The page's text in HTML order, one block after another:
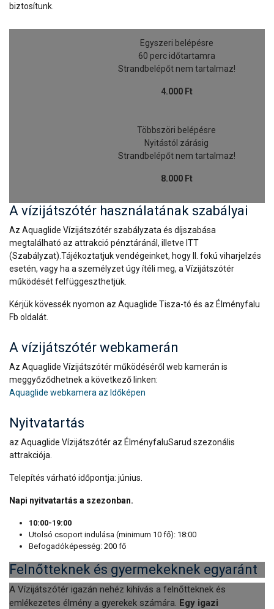
biztosítunk.
Egyszeri belépésre
60 perc időtartamra
Strandbelépőt nem tartalmaz!
4.000 Ft
Többszöri belépésre
Nyitástól zárásig
Strandbelépőt nem tartalmaz!
8.000 Ft
A vízijátszótér használatának szabályai
Az Aquaglide Vízijátszótér szabályzata és díjszabása
megtalálható az attrakció pénztáránál, illetve ITT
(Szabályzat).Tájékoztatjuk vendégeinket, hogy II. fokú viharjelzés
esetén, vagy ha a személyzet úgy ítéli meg, a Vízijátszótér
működését felfüggeszthetjük.
Kérjük kövessék nyomon az Aquaglide Tisza-tó és az Élményfalu
Fb oldalát.
A vízijátszótér webkamerán
Az Aquaglide Vízijátszótér működéséről web kamerán is
meggyőződhetnek a következő linken:
Aquaglide webkamera az Időképen
Nyitvatartás
az Aquaglide Vízijátszótér az ÉlményfaluSarud szezonális
attrakciója.
Telepítés várható időpontja: június.
Napi nyitvatartás a szezonban.
10:00-19:00
Utolsó csoport indulása (minimum 10 fő): 18:00
Befogadóképesség: 200 fő
Felnőtteknek és gyermekeknek egyaránt
A Vízijátszótér igazán nehéz kihívás a felnőtteknek és
emlékezetes élmény a gyerekek számára. Egy igazi